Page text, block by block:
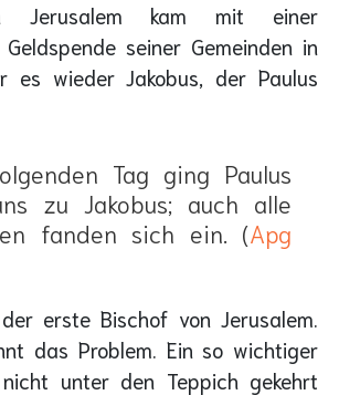
Jerusalem kam mit einer
seiner Gemeinden in
es wieder Jakobus, der Paulus
Tag ging Paulus
zu Jakobus; auch alle
fanden sich ein. (Apg
erste Bischof von Jerusalem.
das Problem. Ein so wichtiger
nicht unter den Teppich gekehrt